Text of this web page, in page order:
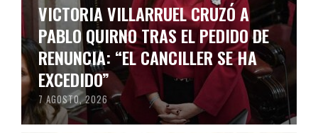
VICTORIA VILLARRUEL CRUZÓ A
PABLO QUIRNO TRAS EL PEDIDO DE
RENUNCIA: “EL CANCILLER SE HA
EXCEDIDO”
7 AGOSTO, 2026